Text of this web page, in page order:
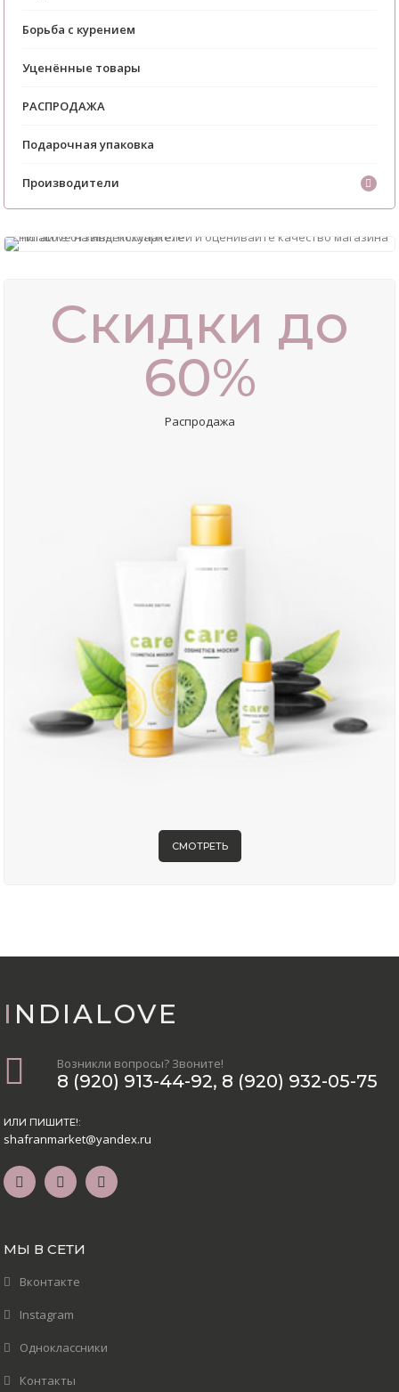
Борьба с курением
Уценённые товары
РАСПРОДАЖА
Подарочная упаковка
Производители
Скидки до
60%
Распродажа
СМОТРЕТЬ
INDIALOVE
Возникли вопросы? Звоните!
8 (920) 913-44-92, 8 (920) 932-05-75
ИЛИ ПИШИТЕ!:
shafranmarket@yandex.ru
МЫ В СЕТИ
Вконтакте
Instagram
Одноклассники
Контакты